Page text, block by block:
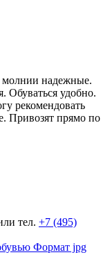
молнии надежные.
Обуваться удобно.
рекомендовать
Привозят прямо по
тел. +7 (495)
Формат jpg